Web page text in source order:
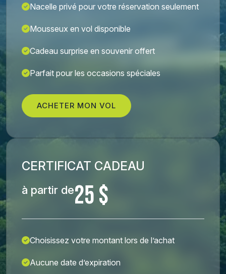
Nacelle privé pour votre réservation seulement
Mousseux en vol disponible
Cadeau surprise en souvenir offert
Parfait pour les occasions spéciales
ACHETER MON VOL
CERTIFICAT CADEAU
à partir de25 $
Choisissez votre montant lors de l’achat
Aucune date d’expiration